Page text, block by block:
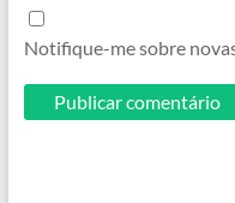
Notifique-me sobre